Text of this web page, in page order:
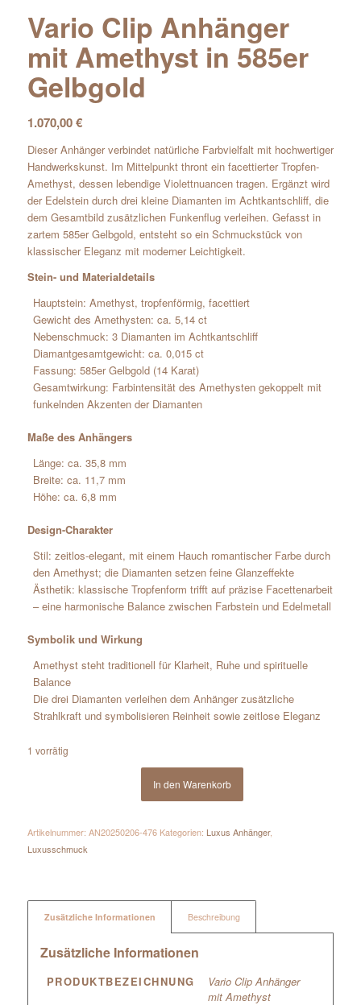
Vario Clip Anhänger
mit Amethyst in 585er
Gelbgold
1.070,00€
Dieser Anhänger verbindet natürliche Farbvielfalt mit hochwertiger
Handwerkskunst. Im Mittelpunkt thront ein facettierter Tropfen-
Amethyst, dessen lebendige Violettnuancen tragen. Ergänzt wird
der Edelstein durch drei kleine Diamanten im Achtkantschliff, die
dem Gesamtbild zusätzlichen Funkenflug verleihen. Gefasst in
zartem 585er Gelbgold, entsteht so ein Schmuckstück von
klassischer Eleganz mit moderner Leichtigkeit.
Stein- und Materialdetails
Hauptstein: Amethyst, tropfenförmig, facettiert
Gewicht des Amethysten: ca. 5,14 ct
Nebenschmuck: 3 Diamanten im Achtkantschliff
Diamantgesamtgewicht: ca. 0,015 ct
Fassung: 585er Gelbgold (14 Karat)
Gesamtwirkung: Farbintensität des Amethysten gekoppelt mit
funkelnden Akzenten der Diamanten
Maße des Anhängers
Länge: ca. 35,8 mm
Breite: ca. 11,7 mm
Höhe: ca. 6,8 mm
Design-Charakter
Stil: zeitlos-elegant, mit einem Hauch romantischer Farbe durch
den Amethyst; die Diamanten setzen feine Glanzeffekte
Ästhetik: klassische Tropfenform trifft auf präzise Facettenarbeit
– eine harmonische Balance zwischen Farbstein und Edelmetall
Symbolik und Wirkung
Amethyst steht traditionell für Klarheit, Ruhe und spirituelle
Balance
Die drei Diamanten verleihen dem Anhänger zusätzliche
Strahlkraft und symbolisieren Reinheit sowie zeitlose Eleganz
1 vorrätig
In den Warenkorb
Artikelnummer: AN20250206-476 Kategorien: Luxus Anhänger,
Luxusschmuck
Zusätzliche Informationen Beschreibung
Zusätzliche Informationen
PRODUKTBEZEICHNUNG
Vario Clip Anhänger
mit Amethyst